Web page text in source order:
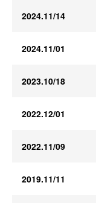
2024.11/14
2024.11/01
2023.10/18
2022.12/01
2022.11/09
2019.11/11